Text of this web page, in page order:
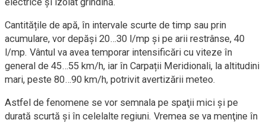
Cantitățile de apă, în intervale scurte de timp sau prin
acumulare, vor depăși 20…30 l/mp și pe arii restrânse, 40
l/mp. Vântul va avea temporar intensificări cu viteze în
general de 45…55 km/h, iar în Carpații Meridionali, la altitudini
mari, peste 80…90 km/h, potrivit avertizării meteo.
Astfel de fenomene se vor semnala pe spaţii mici şi pe
durată scurtă şi în celelalte regiuni. Vremea se va menţine în